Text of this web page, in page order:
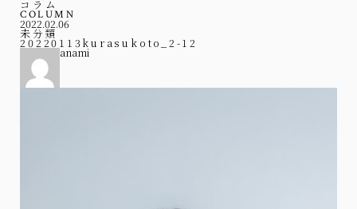
コラム
COLUMN
2022.02.06
未分類
20220113kurasukoto_2-12
anami